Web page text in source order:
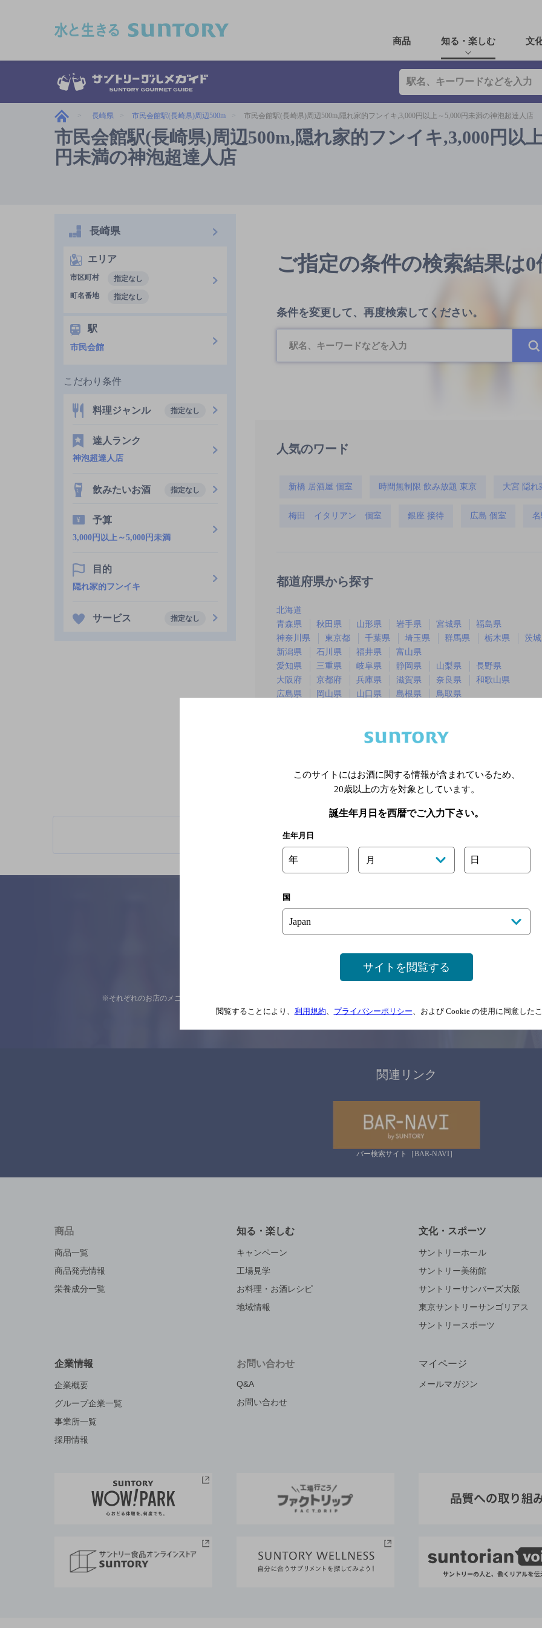
商品 知る・楽しむ 文
長崎県 市民会館駅(長崎県)周辺500m 市民会館駅(長崎県)周辺500m,隠れ家的フンイキ,3,000円以上～5,000円未満の神泡超達人店
市民会館駅(長崎県)周辺500m,隠れ家的フンイキ,3,000円以
円未満の神泡超達人店
ご指定の条件の検索結果は0
条件を変更して、再度検索してください。
人気のワード
新橋 居酒屋 個室 時間無制限 飲み放題 東京 大宮 隠れ
梅田 イタリアン 個室 銀座 接待 広島 個室
都道府県から探す
北海道
青森県
秋田県 山形県 岩手県 宮城県
福島県
神奈川県
東京都 千葉県 埼玉県 群馬県 栃木県
茨
新潟県
石川県 福井県
富山県
愛知県
三重県 岐阜県 静岡県 山梨県
長野県
大阪府
京都府 兵庫県 滋賀県 奈良県
和歌山県
広島県
岡山県 山口県 島根県
鳥取県
※店舗によりハイボール取り扱い銘
長崎県
エリア
市区町村
指定なし
町名番地
指定なし
駅
市民会館
こだわり条件
料理ジャンル 指定なし
達人ランク
神泡超達人店
飲みたいお酒 指定なし
予算
3,000円以上～5,000円未満
目的
隠れ家的フンイキ
サービス 指定なし
ご意見・ご感想
※それぞれのお店のメニューや営業時間などの掲載情報については、 念のためお店にご確
関連リンク
バー検索サイト［BAR-NAVI］
商品
商品一覧
商品発売情報
栄養成分一覧
知る・楽しむ
キャンペーン
工場見学
お料理・お酒レシピ
地域情報
文化・スポーツ
サントリーホール
サントリー美術館
サントリーサンバーズ大阪
東京サントリーサンゴリアス
サントリースポーツ
企業情報
企業概要
グループ企業一覧
事業所一覧
採用情報
お問い合わせ
Q&A
お問い合わせ
マイページ
メールマガジン
このサイトにはお酒に関する情報が含まれているため、
20歳以上の方を対象としています。
誕生年月日を西暦でご入力下さい。
生年月日
年 月 日
国
サイトを閲覧する
閲覧することにより、 利用規約、 プライバシーポリシー、および Cookie の使用に同意した